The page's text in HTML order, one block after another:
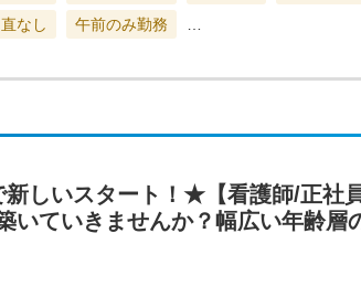
なし
午前のみ勤務
しいスタート！★【看護師/正
いていきませんか？幅広い年齢層